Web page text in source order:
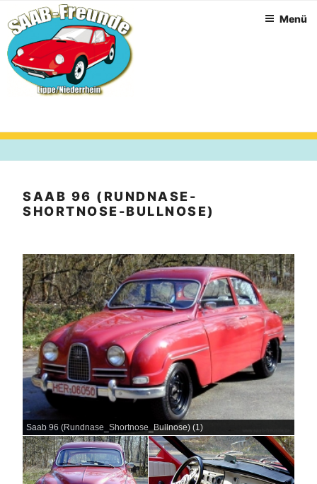
Inhalt
springen
Menü
SAAB 96 (RUNDNASE-
SHORTNOSE-BULLNOSE)
Saab 96 (Rundnase_Shortnose_Bullnose) (1)